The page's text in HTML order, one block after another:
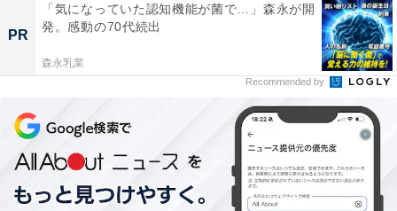
さらに、キャンペーン対象施設の中には、期間限定のス
ペシャルプランや豪華特典が付く場合もあります。旅行
をお得に楽しみたい方は、ぜひこの機会を活用しましょ
楽天トラベルでキャンペーンを見る
PR
「気になっていた認知機能が菌で…」森永が開
発。感動の70代続出
森永乳業
Recommended by